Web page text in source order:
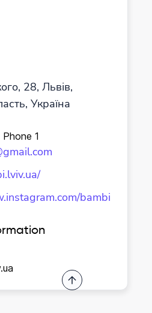
28, Львів,
Україна
Phone 1
bambi